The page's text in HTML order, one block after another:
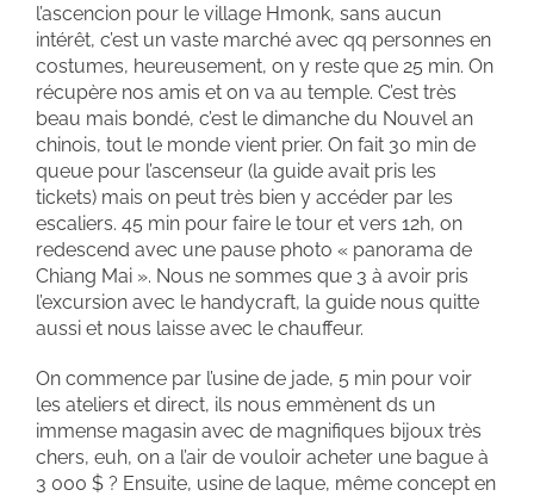
l’ascencion pour le village Hmonk, sans aucun
intérêt, c’est un vaste marché avec qq personnes en
costumes, heureusement, on y reste que 25 min. On
récupère nos amis et on va au temple. C’est très
beau mais bondé, c’est le dimanche du Nouvel an
chinois, tout le monde vient prier. On fait 30 min de
queue pour l’ascenseur (la guide avait pris les
tickets) mais on peut très bien y accéder par les
escaliers. 45 min pour faire le tour et vers 12h, on
redescend avec une pause photo « panorama de
Chiang Mai ». Nous ne sommes que 3 à avoir pris
l’excursion avec le handycraft, la guide nous quitte
aussi et nous laisse avec le chauffeur.
On commence par l’usine de jade, 5 min pour voir
les ateliers et direct, ils nous emmènent ds un
immense magasin avec de magnifiques bijoux très
chers, euh, on a l’air de vouloir acheter une bague à
3 000 $ ? Ensuite, usine de laque, même concept en